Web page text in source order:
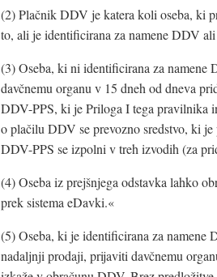
(2) Plačnik DDV je katera koli oseba, ki
to, ali je identificirana za namene DDV
(3) Oseba, ki ni identificirana za
davčnemu organu v 15 dneh od dneva
DDV-PPS, ki je Priloga I tega pravilnika
o plačilu DDV se prevozno sredstvo, ki
DDV-PPS se izpolni v treh izvodih (za
(4) Oseba iz prejšnjega odstavka lahko
prek sistema eDavki.«
(5) Oseba, ki je identificirana za namene
nadaljnji prodaji, prijaviti davčnemu